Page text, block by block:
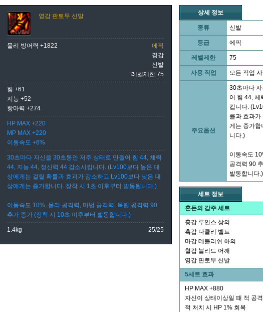
영갑 판토무 신발
물리 방어력 +1822
에픽
경갑
신발
레벨제한 75
힘 +61
지능 +52
항마력 +274
HP MAX +220
MP MAX +220
이동속도 +6%
30초마다 자신을 30초동안 저주 상태로 만들어 힘 44, 체력
44, 지능 44, 정신력 44 감소시킵니다. (Lv100보다 높은 대
상에게는 걸릴 확률과 효과가 감소하고 Lv100보다 낮은 대
상에게는 증가합니다. 장착 시 1초 이후부터 발동됩니다.)
이동속도 10%, 물리 공격력, 마법 공격력, 독립 공격력 90
추가 증가 (장착 시 10초 이후부터 발동합니다.)
1.4kg 25/25
상세 정보
종류 신발
등급 에픽
레벨제한 75
사용 직업 모든 직업
주요옵션
30초마다
어 힘 44, 체
킵니다.
률과 효과가
게는 증가합
니다.)
이동속도
공격력 90
발동합니다.)
세트 정보
혼돈의 갑주 세트
흉갑 루인스 상의
흑갑 다클리 벨트
마갑 데블리쉬 하의
혈갑 블리드 어깨
영갑 판토무 신발
5세트 효과
HP MAX +880
자신이 상태이상일 때 적 공
적 처치 시 HP 1% 회복